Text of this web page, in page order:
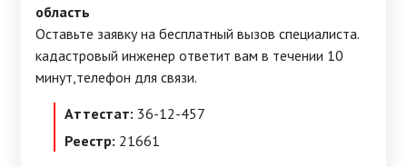
область
Оставьте заявку на бесплатный вызов специалиста.
кадастровый инженер ответит вам в течении 10
минут,телефон для связи.
Аттестат: 36-12-457
Реестр: 21661